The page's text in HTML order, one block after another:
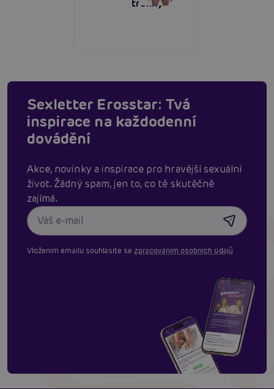
trenky
Sexletter Erosstar: Tvá
inspirace na každodenní
dovádění
Akce, novinky a inspirace pro hravější sexuální
život. Žádný spam, jen to, co tě skutěčně
zajímá.
Vložením emailu souhlasíte se zpracováním osobních údajů